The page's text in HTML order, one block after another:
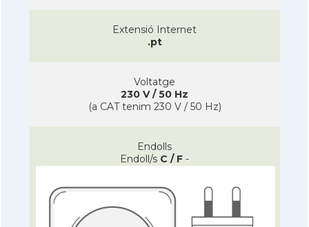
Extensió Internet
.pt
Voltatge
230 V / 50 Hz
(a CAT tenim 230 V / 50 Hz)
Endolls
Endoll/s C / F -